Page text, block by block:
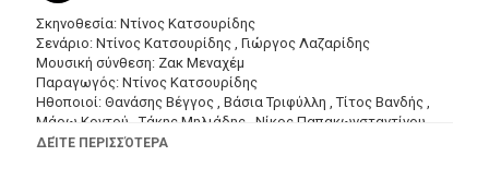
Σκηνοθεσία: Ντίνος Κατσουρίδης
Σενάριο: Ντίνος Κατσουρίδης , Γιώργος Λαζαρίδης
Μουσική σύνθεση: Ζακ Μεναχέμ
Παραγωγός: Ντίνος Κατσουρίδης
Ηθοποιοί: Θανάσης Βέγγος , Βάσια Τριφύλλη , Τίτος Βανδής ,
Μάρω Κοντού , Τάκης Μηλιάδης , Νίκος Παπακωνσταντίνου ,
Σπεράντζα Βρανά , Βάσος Ανδρονίδης , Κούλης Στολίγκας ,
ΔΕΊΤΕ ΠΕΡΙΣΣΌΤΕΡΑ